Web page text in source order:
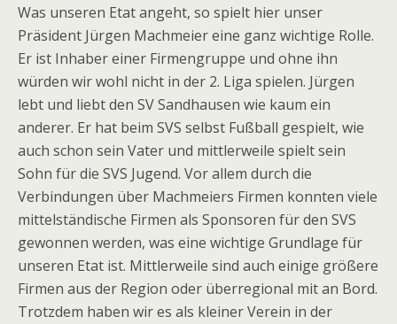
Was unseren Etat angeht, so spielt hier unser
Präsident Jürgen Machmeier eine ganz wichtige Rolle.
Er ist Inhaber einer Firmengruppe und ohne ihn
würden wir wohl nicht in der 2. Liga spielen. Jürgen
lebt und liebt den SV Sandhausen wie kaum ein
anderer. Er hat beim SVS selbst Fußball gespielt, wie
auch schon sein Vater und mittlerweile spielt sein
Sohn für die SVS Jugend. Vor allem durch die
Verbindungen über Machmeiers Firmen konnten viele
mittelständische Firmen als Sponsoren für den SVS
gewonnen werden, was eine wichtige Grundlage für
unseren Etat ist. Mittlerweile sind auch einige größere
Firmen aus der Region oder überregional mit an Bord.
Trotzdem haben wir es als kleiner Verein in der